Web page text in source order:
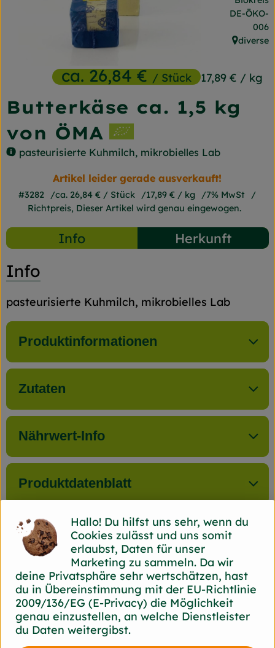
Frischetheke
Naturkost
Drogerie
So geht's
Unsere Kisten
Über uns
Jetzt bestellen
Butterkäse ca. 1,5 kg
von ÖMA
pasteurisierte Kuhmilch, mikrobielles Lab
ca. 26,84 €/ Stück 17,89 € / kg
,
DE-ÖKO-
006
,
diverse
Artikel leider gerade ausverkauft!
#3282 ca. 26,84 € / Stück 17,89 € / kg
7% MwSt
Richtpreis, Dieser Artikel wird genau eingewogen.
Info Herkunft
Info
pasteurisierte Kuhmilch, mikrobielles Lab
Produktinformationen
Zutaten
Nährwert-Info
Produktdatenblatt
Herkunft
Hersteller: ÖMA
88353 Kisslegg diverse
Hallo! Du hilfst uns sehr, wenn du
Cookies zulässt und uns somit
erlaubst, Daten für unser
Marketing zu sammeln. Da wir
deine Privatsphäre sehr wertschätzen, hast
du in Übereinstimmung mit der EU-Richtlinie
2009/136/EG (E-Privacy) die Möglichkeit
genau einzustellen, an welche Dienstleister
du Daten weitergibst.